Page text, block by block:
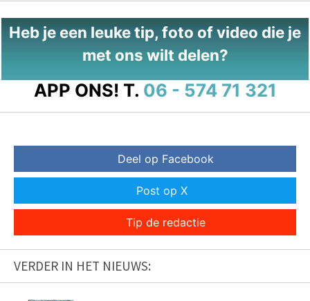
Heb je een leuke tip, foto of video die je
met ons wilt delen?
APP ONS! T. 06 - 574 71 321
Deel op Facebook
Post op X
Tip de redactie
VERDER IN HET NIEUWS: